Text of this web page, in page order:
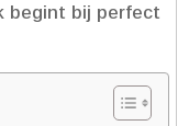
begint bij perfect